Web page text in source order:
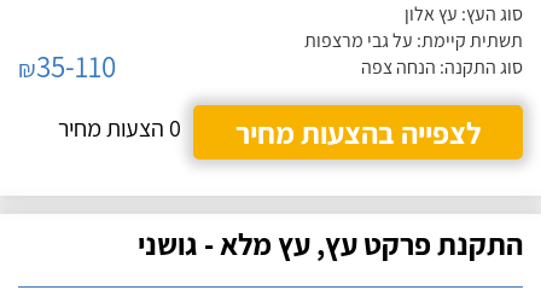
סוג העץ: עץ אלון
תשתית קיימת: על גבי מרצפות
סוג התקנה: הנחה צפה
₪35-110
לצפייה בהצעות מחיר
0 הצעות מחיר
התקנת פרקט עץ, עץ מלא - גושני